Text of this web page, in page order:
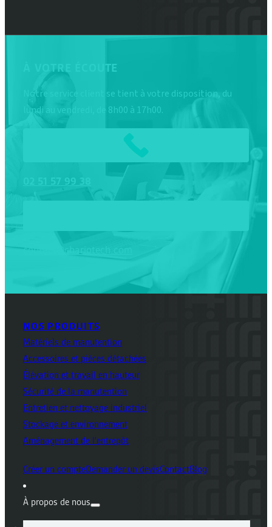
NOS PRODUITS
Matériels de manutention
Accessoires et pièces détachées
Élévation et travail en hauteur
Sécurité de la manutention
Entretien et nettoyage industriel
Stockage et environnement
Aménagement de l'entrepôt
Créer un compteDemander un devisContactBlog
À propos de nous
À VOTRE ÉCOUTE
Notre service client se tient à votre disposition, du
lundi au vendredi, de 8h00 à 17h00.
99 38
contact@chariotech.com